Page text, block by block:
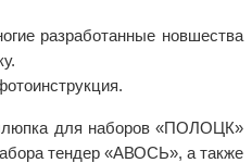
разработанные новшества
для наборов «ПОЛОЦК»
тендер «АВОСЬ», а также